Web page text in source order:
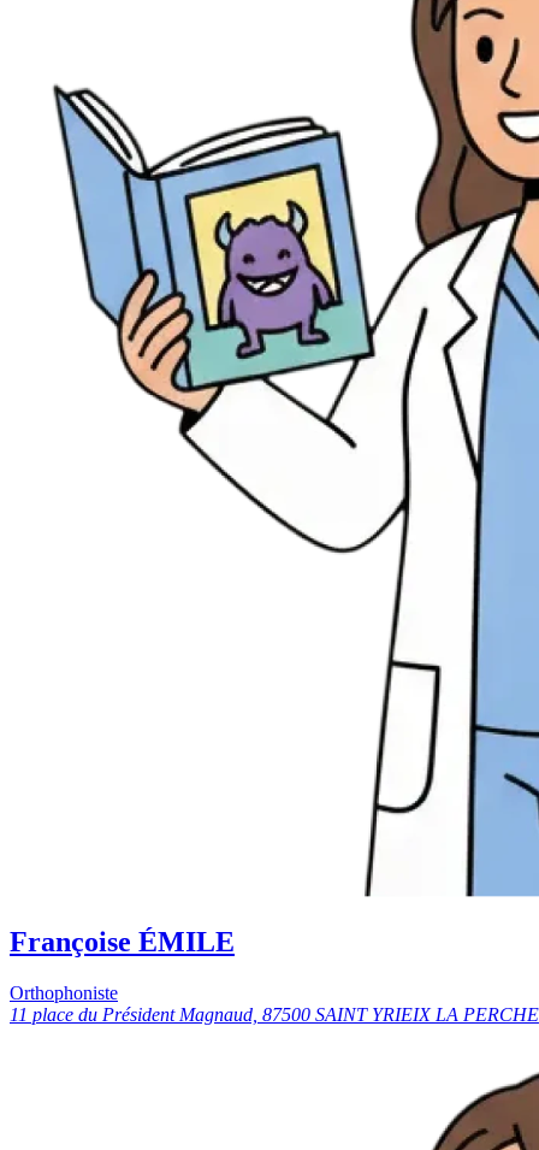
Françoise ÉMILE
Orthophoniste
11 place du Président Magnaud, 87500 SAINT YRIEIX LA PERCHE